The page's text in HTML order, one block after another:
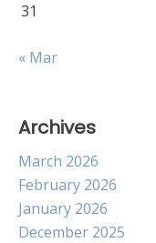
31
« Mar
Archives
March 2026
February 2026
January 2026
December 2025